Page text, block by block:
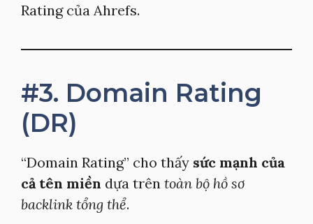
Rating của Ahrefs.
#3. Domain Rating
(DR)
“Domain Rating” cho thấy sức mạnh của
cả tên miền dựa trên toàn bộ hồ sơ
backlink tổng thể.